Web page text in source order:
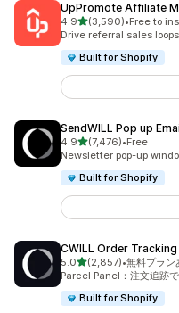
UpPromote Affiliate
4.95つ星中
(3,590)
合計レビュー数：3590件
•Free to
Drive referral sales
Built for Shopify
SendWILL Pop up
4.95つ星中
(7,476)
合計レビュー数：7476件
•Free
Newsletter pop-up
Built for Shopify
CWILL Order Tracking
5.05つ星中
(2,857)
合計レビュー数：2857件
•無料プラン
Parcel Panel：注文追跡
Built for Shopify